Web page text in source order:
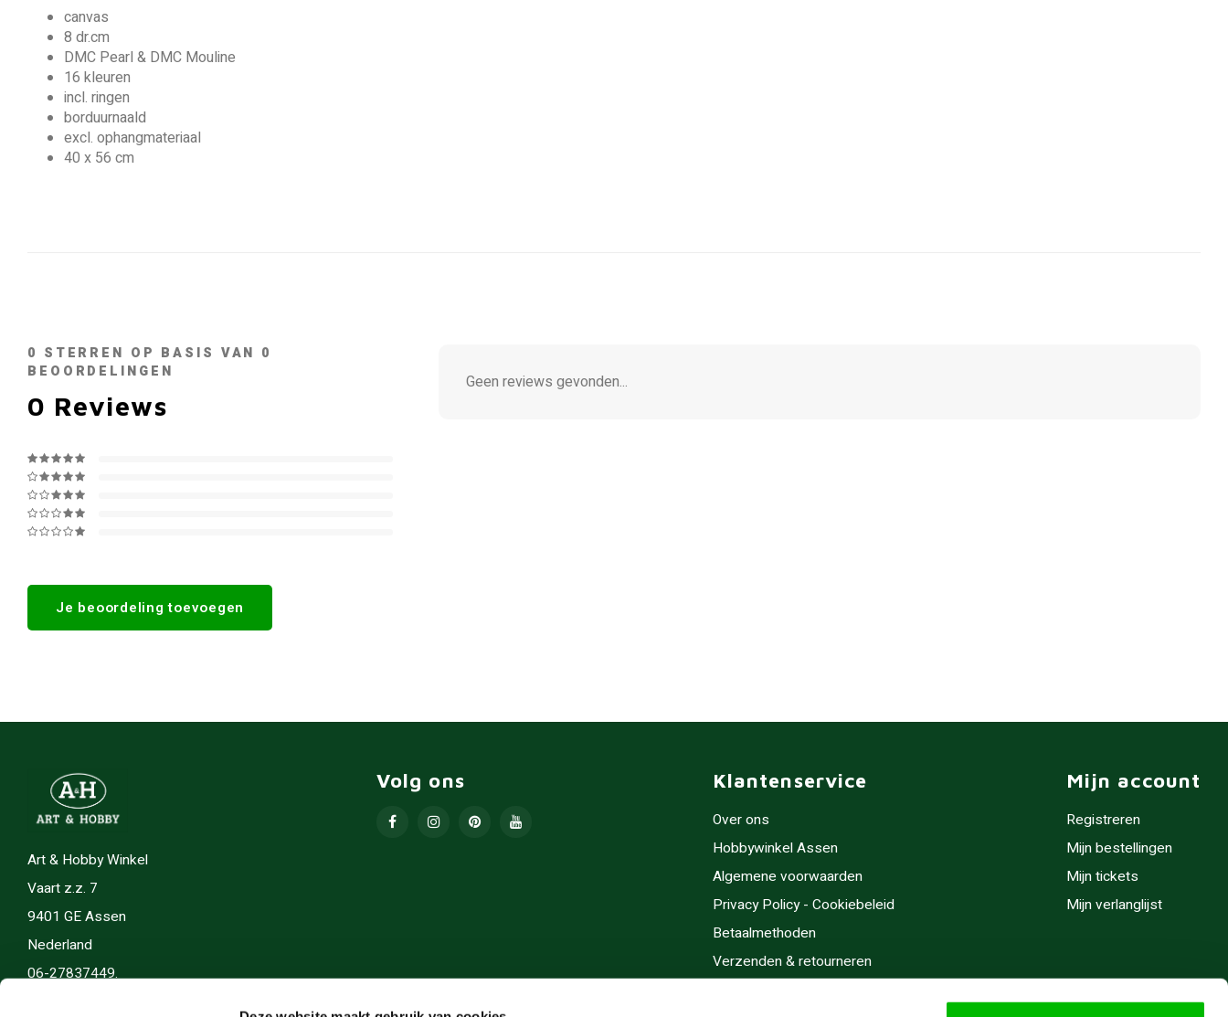
canvas
8 dr.cm
DMC Pearl & DMC Mouline
16 kleuren
incl. ringen
borduurnaald
excl. ophangmateriaal
40 x 56 cm
0 STERREN OP BASIS VAN 0
BEOORDELINGEN
0 Reviews
Je beoordeling toevoegen
Geen reviews gevonden...
Art & Hobby Winkel
Vaart z.z. 7
9401 GE Assen
Nederland
06-27837449.
Volg ons Klantenservice
Over ons
Hobbywinkel Assen
Algemene voorwaarden
Privacy Policy - Cookiebeleid
Betaalmethoden
Verzenden & retourneren
Mijn account
Registreren
Mijn bestellingen
Mijn tickets
Mijn verlanglijst